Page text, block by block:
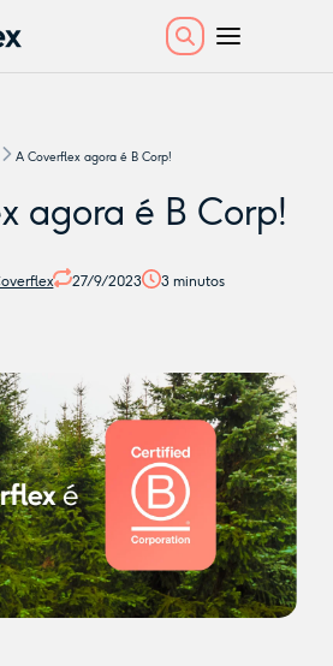
A Coverflex agora é B Corp!
agora é B Corp!
27/9/2023 3 minutos